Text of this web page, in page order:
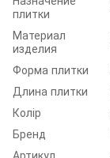
плитки
Материал
изделия
Форма плитки
Длина плитки
Колір
Бренд
Артикул